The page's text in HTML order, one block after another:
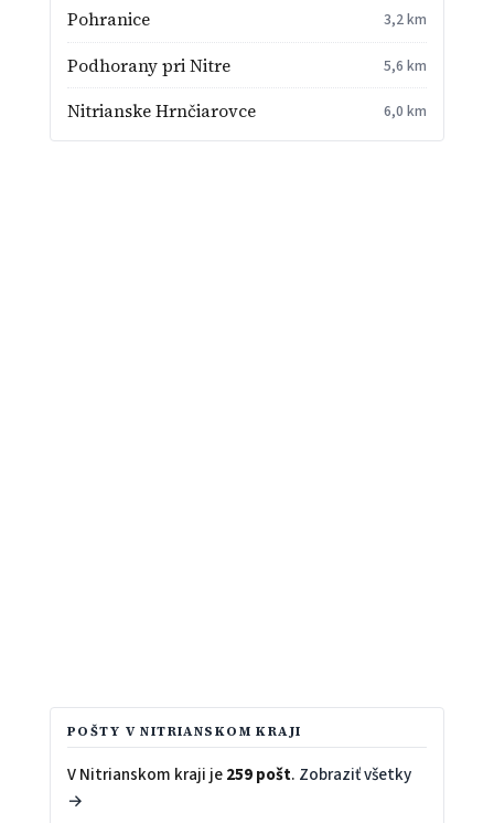
Pohranice 3,2 km
Podhorany pri Nitre 5,6 km
Nitrianske Hrnčiarovce 6,0 km
POŠTY V NITRIANSKOM KRAJI
V Nitrianskom kraji je259 pošt. Zobraziť všetky
→